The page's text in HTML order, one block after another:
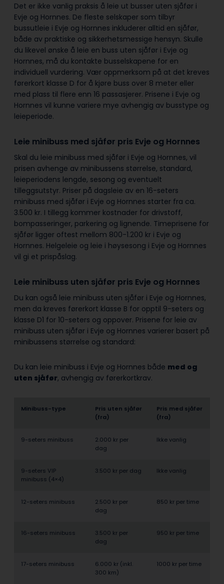
Det er ikke vanlig praksis å leie ut busser uten sjåfør i
Evje og Hornnes. De fleste selskaper som tilbyr
bussutleie i Evje og Hornnes inkluderer alltid en sjåfør,
både av praktiske og sikkerhetsmessige hensyn. Skulle
du likevel ønske å leie en buss uten sjåfør i Evje og
Hornnes, må du kontakte busselskapene for en
individuell vurdering. Vær oppmerksom på at det kreves
førerkort klasse D for å kjøre buss over 8 meter eller
med plass til flere enn 16 passasjerer. Prisene i Evje og
Hornnes vil kunne variere mye avhengig av busstype og
leieperiode.
Leie minibuss med sjåfør pris Evje og Hornnes
Skal du leie minibuss med sjåfør i Evje og Hornnes, vil
prisen avhenge av minibussens størrelse, standard,
leieperiodens lengde, sesong og eventuelt
tilleggsutstyr. Priser på dagsleie av en 16-seters
minibuss med sjåfør i Evje og Hornnes starter fra ca.
3.500 kr. I tillegg kommer kostnader for drivstoff,
bompasseringer, parkering og lignende. Timeprisene for
sjåfør ligger oftest mellom 800-1.200 kr i Evje og
Hornnes. Helgeleie og leie i høysesong i Evje og Hornnes
vil gi et prispåslag.
Leie minibuss uten sjåfør pris Evje og Hornnes
Du kan også leie minibuss uten sjåfør i Evje og Hornnes,
men da kreves førerkort klasse B for opptil 9-seters og
klasse D1 for 10-seters og oppover. Prisene for leie av
minibuss uten sjåfør i Evje og Hornnes varierer basert på
minibussens størrelse og standard:
Du kan leie minibuss i Evje og Hornnes både med og
uten sjåfør, avhengig av førerkortkrav.
Minibuss-type
Pris uten sjåfør
(fra)
Pris med sjåfør
(fra)
9-seters minibuss
2.000 kr per
dag
Ikke vanlig
9-seters VIP
minibuss (4×4)
3.500 kr per dag Ikke vanlig
12-seters minibuss
2.500 kr per
dag
850 kr per time
16-seters minibuss
3.500 kr per
dag
950 kr per time
17-seters minibuss
6.000 kr (inkl.
300 km)
1000 kr per time